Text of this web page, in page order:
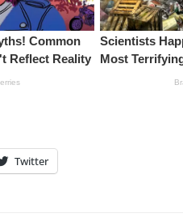
Twitter